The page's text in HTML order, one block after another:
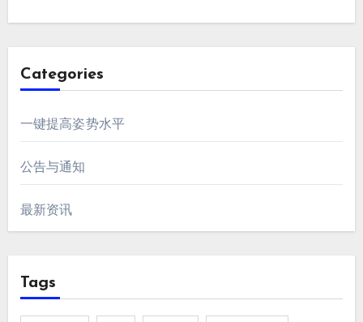
Categories
一键提高姿势水平
公告与通知
最新资讯
Tags